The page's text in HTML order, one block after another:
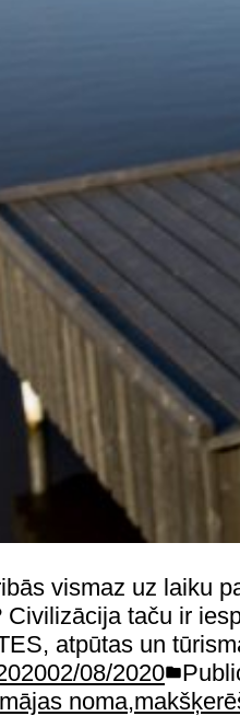
vismaz uz laiku
taču ir
atpūtas un
02/08/2020
mājas noma,